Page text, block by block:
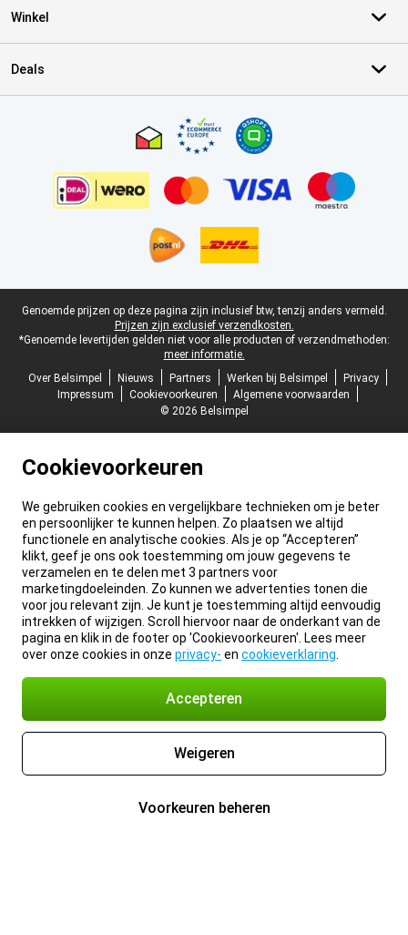
Winkel
Deals
Juridische voettekst
Genoemde prijzen op deze pagina zijn inclusief btw, tenzij anders vermeld.
Prijzen zijn exclusief verzendkosten.
*Genoemde levertijden gelden niet voor alle producten of verzendmethoden:
meer informatie.
Over Belsimpel
Nieuws Partners Werken bij Belsimpel
Privacy
Impressum
Cookievoorkeuren
Algemene voorwaarden
© 2026 Belsimpel
Cookievoorkeuren
We gebruiken cookies en vergelijkbare technieken om je beter
en persoonlijker te kunnen helpen. Zo plaatsen we altijd
functionele en analytische cookies. Als je op “Accepteren”
klikt, geef je ons ook toestemming om jouw gegevens te
verzamelen en te delen met 3 partners voor
marketingdoeleinden. Zo kunnen we advertenties tonen die
voor jou relevant zijn. Je kunt je toestemming altijd eenvoudig
intrekken of wijzigen. Scroll hiervoor naar de onderkant van de
pagina en klik in de footer op 'Cookievoorkeuren'. Lees meer
over onze cookies in onze privacy- en cookieverklaring
Accepteren
Weigeren
Voorkeuren beheren